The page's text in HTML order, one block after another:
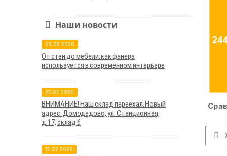
Наши новости
26.05.2026
От стен до мебели: как фанера
используется в современном интерьере
25.02.2026
ВНИМАНИЕ! Наш склад переехал. Новый
адрес: Домодедово, ул. Станционная,
д.17, склад 6
12.02.2026